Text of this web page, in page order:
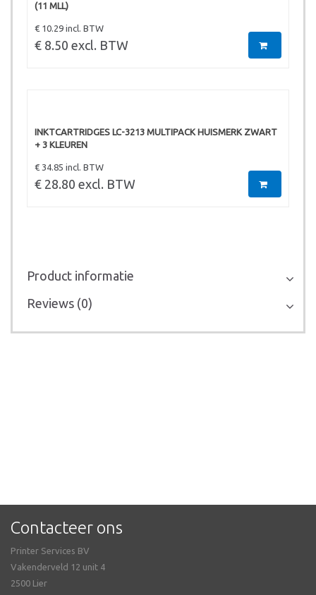
(11 MLL)
€ 10.29 incl. BTW
€ 8.50 excl. BTW
INKTCARTRIDGES LC-3213 MULTIPACK HUISMERK ZWART
+ 3 KLEUREN
€ 34.85 incl. BTW
€ 28.80 excl. BTW
Product informatie
Reviews (0)
Contacteer ons
Printer Services BV
Vakenderveld 12 unit 4
2500 Lier